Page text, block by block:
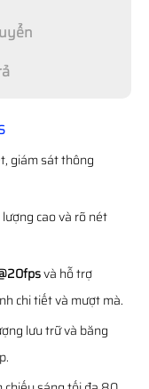
giám sát thông
cao và rõ nét
và hỗ trợ
chi tiết và mượt mà.
lưu trữ và băng